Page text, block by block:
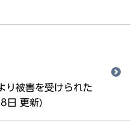
り被害を受けられた
日 更新)